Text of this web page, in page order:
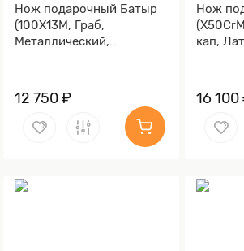
Нож подарочный Батыр
(100Х13М, Граб,
Металлический,
12 750 ₽
Нож
кап,
16 100